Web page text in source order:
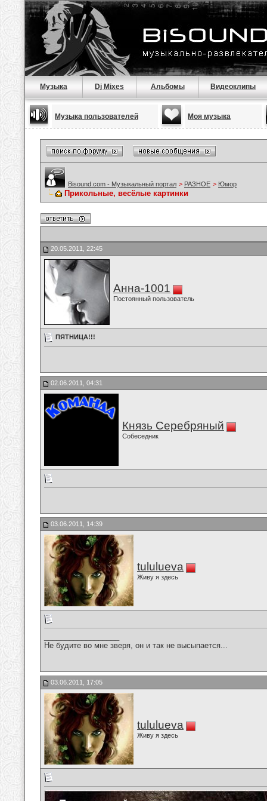
Музыка Dj Mixes Альбомы Видеоклипы
Музыка пользователей Моя музыка
Bisound.com - Музыкальный портал > РАЗНОЕ > Юмор
Прикольные, весёлые картинки
20.05.2011, 22:45
Анна-1001
Постоянный пользователь
ПЯТНИЦА!!!
02.06.2011, 04:31
Князь Серебряный
Собеседник
03.06.2011, 14:39
tululueva
Живу я здесь
Не будите во мне зверя, он и так не высыпается...
03.06.2011, 17:05
tululueva
Живу я здесь